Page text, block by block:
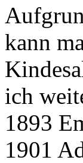
kann
ich
1893
1901